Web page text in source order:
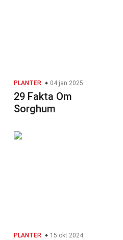
PLANTER 04 jan 2025
29 Fakta Om
Sorghum
PLANTER 15 okt 2024